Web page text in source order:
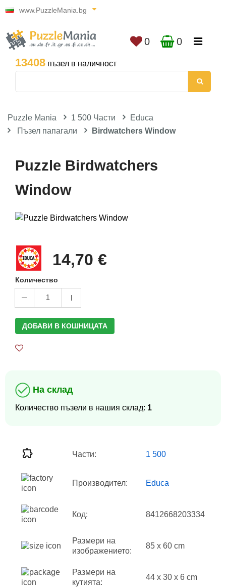
www.PuzzleMania.bg
13408 пъзел в наличност
0 0
Puzzle Mania 1 500 Части
Educa
Пъзел папагали
Birdwatchers Window
Puzzle Birdwatchers
Window
14,70 €
Количество
1
ДОБАВИ В КОШНИЦАТА
На склад
Количество пъзели в нашия склад: 1
Части: 1 500
Производител: Educa
Код: 8412668203334
Размери на
изображението:
85 x 60 cm
Размери на
кутията:
44 x 30 x 6 cm